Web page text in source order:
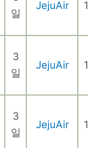
일
JejuAir
3
일
JejuAir
3
일
JejuAir